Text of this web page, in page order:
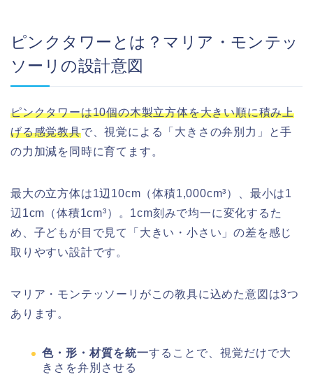
ピンクタワーとは？マリア・モンテッ
ソーリの設計意図
ピンクタワーは10個の木製立方体を大きい順に積み上
げる感覚教具で、視覚による「大きさの弁別力」と手
の力加減を同時に育てます。
最大の立方体は1辺10cm（体積1,000cm³）、最小は1
辺1cm（体積1cm³）。1cm刻みで均一に変化するた
め、子どもが目で見て「大きい・小さい」の差を感じ
取りやすい設計です。
マリア・モンテッソーリがこの教具に込めた意図は3つ
あります。
色・形・材質を統一することで、視覚だけで大
きさを弁別させる